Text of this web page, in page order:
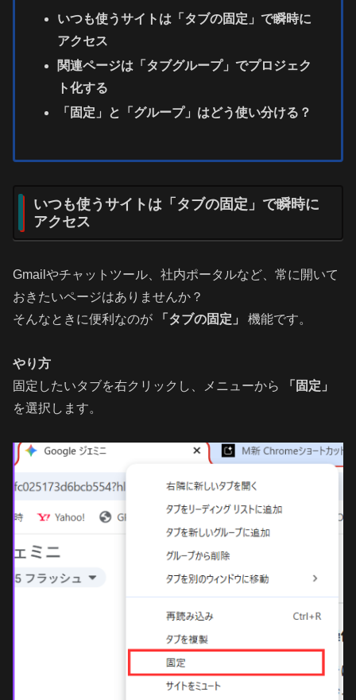
いつも使うサイトは「タブの固定」で瞬時に
アクセス
関連ページは「タブグループ」でプロジェク
ト化する
「固定」と「グループ」はどう使い分ける？
いつも使うサイトは「タブの固定」で瞬時に
アクセス
Gmailやチャットツール、社内ポータルなど、常に開いて
おきたいページはありませんか？
そんなときに便利なのが
「タブの固定」 機能です。
やり方
固定したいタブを右クリックし、メニューから
「固定」
を選択します。